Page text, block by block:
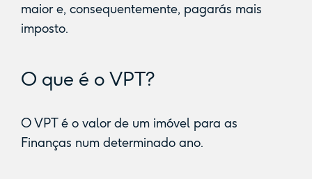
maior e, consequentemente, pagarás mais
imposto.
O que é o VPT?
O VPT é o valor de um imóvel para as
Finanças num determinado ano.